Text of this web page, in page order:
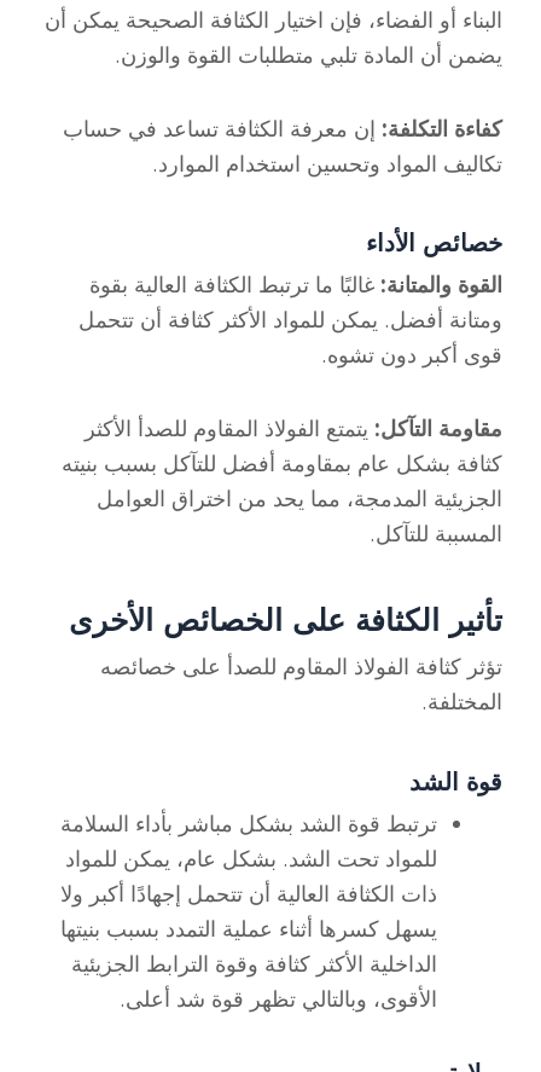
البناء أو الفضاء، فإن اختيار الكثافة الصحيحة يمكن أن
يضمن أن المادة تلبي متطلبات القوة والوزن.
كفاءة التكلفة: إن معرفة الكثافة تساعد في حساب
تكاليف المواد وتحسين استخدام الموارد.
خصائص الأداء
القوة والمتانة:غالبًا ما ترتبط الكثافة العالية بقوة
ومتانة أفضل. يمكن للمواد الأكثر كثافة أن تتحمل
قوى أكبر دون تشوه.
مقاومة التآكل: يتمتع الفولاذ المقاوم للصدأ الأكثر
كثافة بشكل عام بمقاومة أفضل للتآكل بسبب بنيته
الجزيئية المدمجة، مما يحد من اختراق العوامل
المسببة للتآكل.
تأثير الكثافة على الخصائص الأخرى
تؤثر كثافة الفولاذ المقاوم للصدأ على خصائصه
المختلفة.
قوة الشد
ترتبط قوة الشد بشكل مباشر بأداء السلامة
للمواد تحت الشد. بشكل عام، يمكن للمواد
ذات الكثافة العالية أن تتحمل إجهادًا أكبر ولا
يسهل كسرها أثناء عملية التمدد بسبب بنيتها
الداخلية الأكثر كثافة وقوة الترابط الجزيئية
الأقوى، وبالتالي تظهر قوة شد أعلى.